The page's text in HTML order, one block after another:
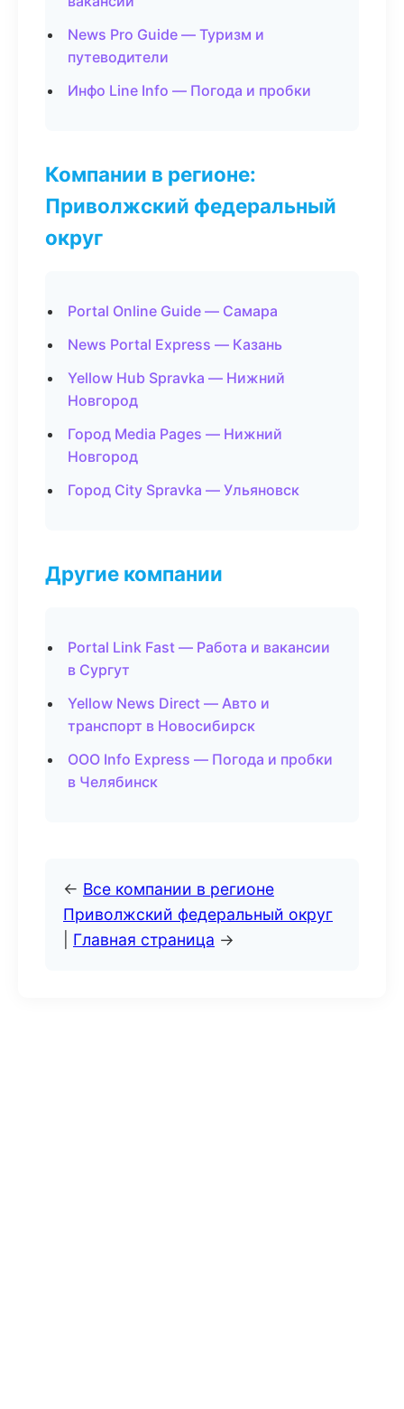
News Pro Guide — Туризм и
путеводители
Инфо Line Info — Погода и пробки
Компании в регионе:
Приволжский федеральный
округ
Portal Online Guide — Самара
News Portal Express — Казань
Yellow Hub Spravka — Нижний
Новгород
Город Media Pages — Нижний
Новгород
Город City Spravka — Ульяновск
Другие компании
Portal Link Fast — Работа и вакансии
в Сургут
Yellow News Direct — Авто и
транспорт в Новосибирск
ООО Info Express — Погода и пробки
в Челябинск
← Все компании в регионе
Приволжский федеральный округ
Главная страница →